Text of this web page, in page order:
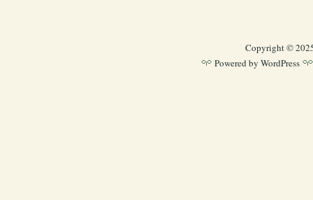
Copyright ©
Powered by WordPress